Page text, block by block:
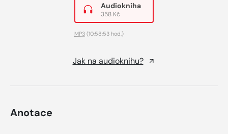
Audiokniha
358 Kč
MP3 (10:58:53 hod.)
Jak na audioknihu?
Anotace